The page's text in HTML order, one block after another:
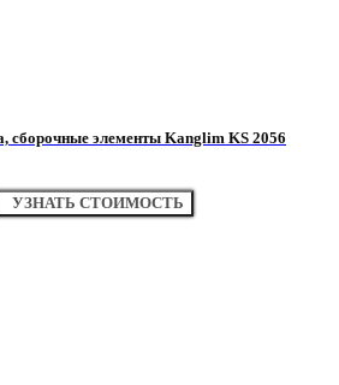
сборочные элементы Kanglim KS 2056
УЗНАТЬ СТОИМОСТЬ